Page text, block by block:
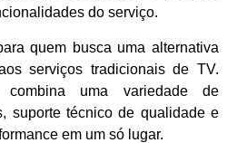
do serviço.
quem busca uma alternativa
serviços tradicionais de TV.
combina uma variedade de
suporte técnico de qualidade e
em um só lugar.